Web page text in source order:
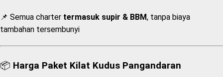
📌 Semua charter termasuk supir & BBM, tanpa biaya
tambahan tersembunyi
📦 Harga Paket Kilat Kudus Pangandaran